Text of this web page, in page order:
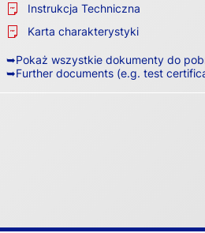
Instrukcja Techniczna
Karta charakterystyki
➥Pokaż wszystkie dokumenty do
➥Further documents (e.g. test